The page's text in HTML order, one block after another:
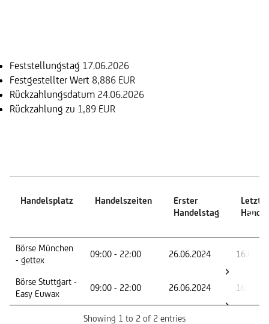
Feststellungstag 17.06.2026
Festgestellter Wert 8,886 EUR
Rückzahlungsdatum 24.06.2026
Rückzahlung zu 1,89 EUR
Handelsplatz Handelszeiten
Erster
Handelstag
Letzter
Handelsplatz
Handelstag
Börse München
- gettex
09:00 - 22:00 26.06.2024
Börse Stuttgart -
Easy Euwax
09:00 - 22:00 26.06.2024
Showing 1 to 2 of 2 entries